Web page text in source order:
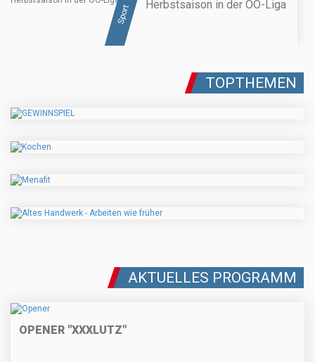
Sport
Herbstsaison in der OÖ-Liga
TOPTHEMEN
AKTUELLES PROGRAMM
OPENER "XXXLUTZ"